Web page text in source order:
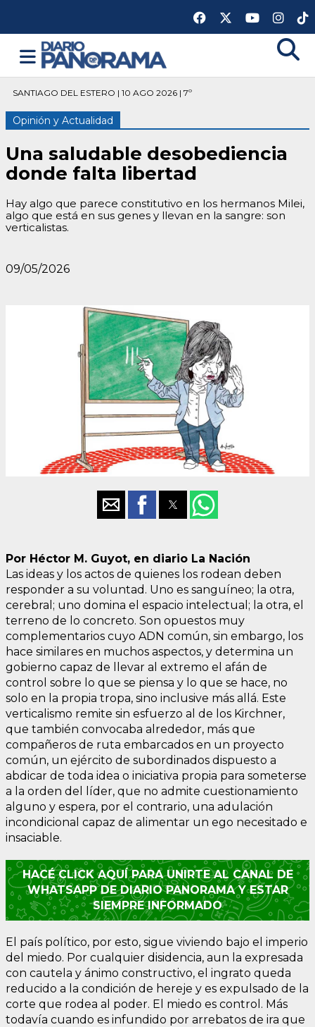
SANTIAGO DEL ESTERO | 10 AGO 2026 | 7º
Opinión y Actualidad
Una saludable desobediencia
donde falta libertad
Hay algo que parece constitutivo en los hermanos Milei,
algo que está en sus genes y llevan en la sangre: son
verticalistas.
09/05/2026
Por Héctor M. Guyot, en diario La Nación
Las ideas y los actos de quienes los rodean deben
responder a su voluntad. Uno es sanguíneo; la otra,
cerebral; uno domina el espacio intelectual; la otra, el
terreno de lo concreto. Son opuestos muy
complementarios cuyo ADN común, sin embargo, los
hace similares en muchos aspectos, y determina un
gobierno capaz de llevar al extremo el afán de
control sobre lo que se piensa y lo que se hace, no
solo en la propia tropa, sino inclusive más allá. Este
verticalismo remite sin esfuerzo al de los Kirchner,
que también convocaba alrededor, más que
compañeros de ruta embarcados en un proyecto
común, un ejército de subordinados dispuesto a
abdicar de toda idea o iniciativa propia para someterse
a la orden del líder, que no admite cuestionamiento
alguno y espera, por el contrario, una adulación
incondicional capaz de alimentar un ego necesitado e
insaciable.
HACÉ CLICK AQUÍ PARA UNIRTE AL CANAL DE
WHATSAPP DE DIARIO PANORAMA Y ESTAR
SIEMPRE INFORMADO
El país político, por esto, sigue viviendo bajo el imperio
del miedo. Por cualquier disidencia, aun la expresada
con cautela y ánimo constructivo, el ingrato queda
reducido a la condición de hereje y es expulsado de la
corte que rodea al poder. El miedo es control. Más
todavía cuando es infundido por arrebatos de ira que